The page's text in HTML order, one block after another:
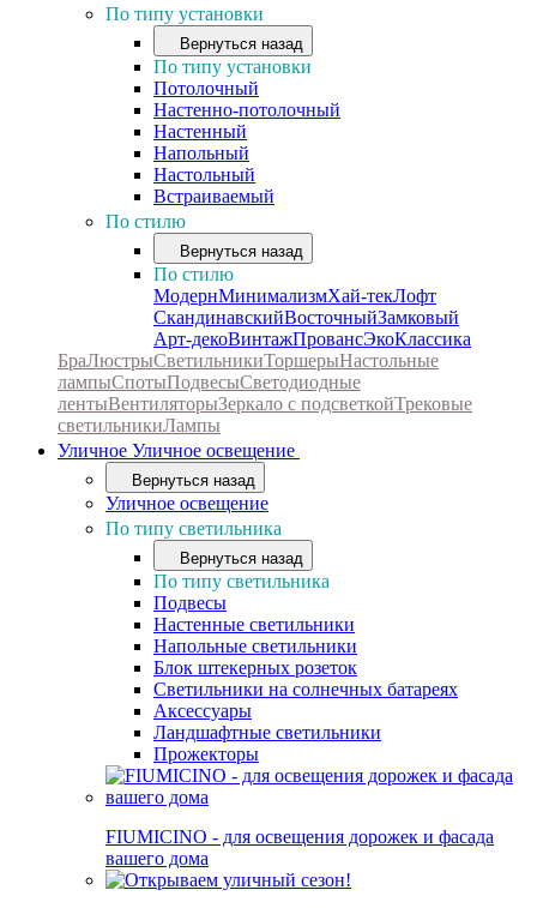
По типу установки
Вернуться назад
По типу установки
Потолочный
Настенно-потолочный
Настенный
Напольный
Настольный
Встраиваемый
По стилю
Вернуться назад
По стилю
МодернМинимализмХай-текЛофт
СкандинавскийВосточныйЗамковый
Арт-декоВинтажПровансЭкоКлассика
БраЛюстрыСветильникиТоршерыНастольные
лампыСпотыПодвесыСветодиодные
лентыВентиляторыЗеркало с подсветкойТрековые
светильникиЛампы
Уличное Уличное освещение
Вернуться назад
Уличное освещение
По типу светильника
Вернуться назад
По типу светильника
Подвесы
Настенные светильники
Напольные светильники
Блок штекерных розеток
Светильники на солнечных батареях
Аксессуары
Ландшафтные светильники
Прожекторы
FIUMICINO - для освещения дорожек и фасада
вашего дома